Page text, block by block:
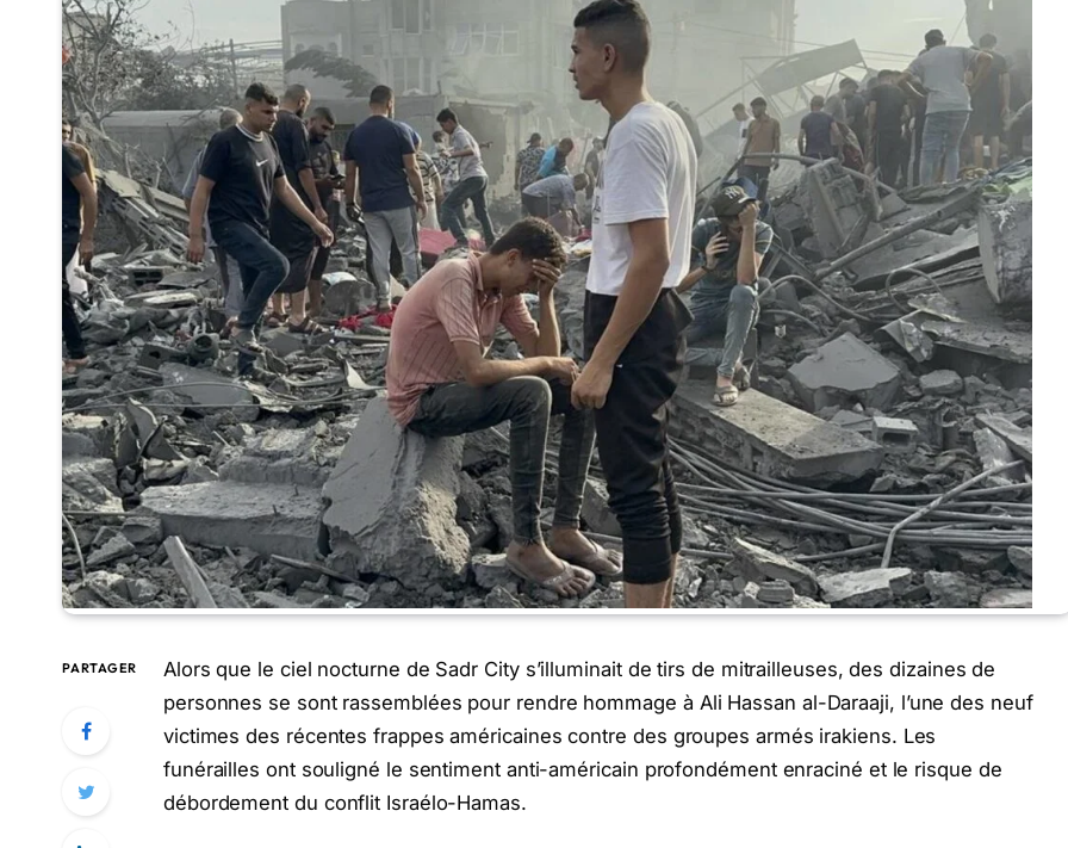
PARTAGER
Alors que le ciel nocturne de Sadr City s’illuminait de tirs de mitrailleuses, des dizaines de
personnes se sont rassemblées pour rendre hommage à Ali Hassan al-Daraaji, l’une des neuf
victimes des récentes frappes américaines contre des groupes armés irakiens. Les
funérailles ont souligné le sentiment anti-américain profondément enraciné et le risque de
débordement du conflit Israélo-Hamas.